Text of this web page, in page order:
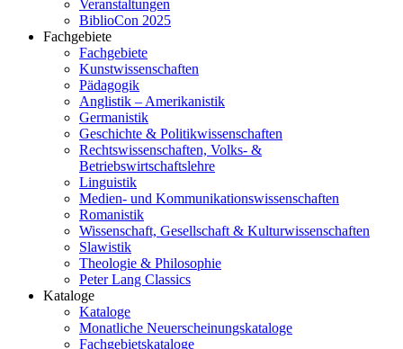
Veranstaltungen
BiblioCon 2025
Fachgebiete
Fachgebiete
Kunstwissenschaften
Pädagogik
Anglistik – Amerikanistik
Germanistik
Geschichte & Politikwissenschaften
Rechtswissenschaften, Volks- &
Betriebswirtschaftslehre
Linguistik
Medien- und Kommunikationswissenschaften
Romanistik
Wissenschaft, Gesellschaft & Kulturwissenschaften
Slawistik
Theologie & Philosophie
Peter Lang Classics
Kataloge
Kataloge
Monatliche Neuerscheinungskataloge
Fachgebietskataloge